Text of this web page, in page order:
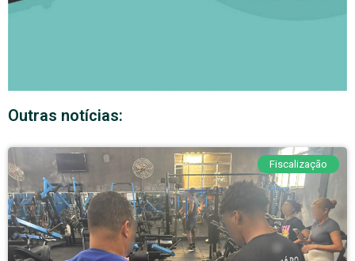
Outras notícias:
Fiscalização